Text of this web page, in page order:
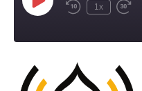
Play
EpisodeRewind
1x
Fast
RSS FEED
SHARE